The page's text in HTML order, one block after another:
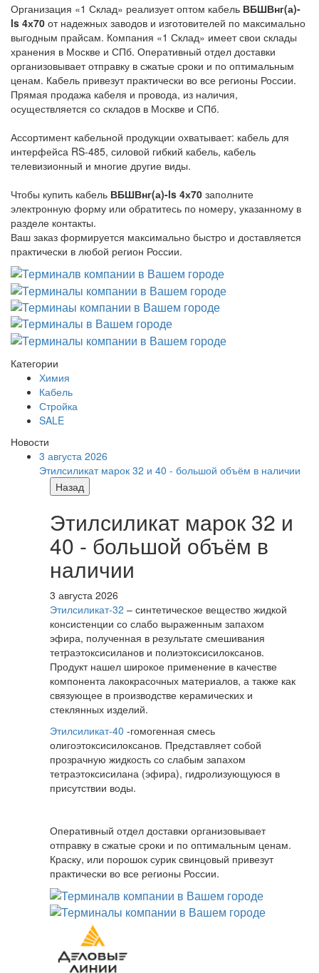
Организация «1 Склад» реализует оптом кабель ВБШВнг(а)-
ls 4х70 от надежных заводов и изготовителей по максимально
выгодным прайсам. Компания «1 Склад» имеет свои склады
хранения в Москве и СПб. Оперативный отдел доставки
организовывает отправку в сжатые сроки и по оптимальным
ценам. Кабель привезут практически во все регионы России.
Прямая продажа кабеля и провода, из наличия,
осуществляется со складов в Москве и СПб.
Ассортимент кабельной продукции охватывает: кабель для
интерфейса RS-485, силовой гибкий кабель, кабель
телевизионный и многие другие виды.
Чтобы купить кабель ВБШВнг(а)-ls 4х70 заполните
электронную форму или обратитесь по номеру, указанному в
разделе контакты.
Ваш заказ формируется максимально быстро и доставляется
практически в любой регион России.
Категории
Химия
Кабель
Стройка
SALE
Новости
3 августа 2026
Этилсиликат марок 32 и 40 - большой объём в наличии
Назад
Этилсиликат марок 32 и
40 - большой объём в
наличии
3 августа 2026
Этилсиликат-32 – синтетическое вещество жидкой
консистенции со слабо выраженным запахом
эфира, полученная в результате смешивания
тетpаэтоксисиланов и полиэтоксисилоксанов.
Продукт нашел широкое применение в качестве
компонента лакокрасочных материалов, а также как
связующее в производстве керамических и
стеклянных изделий.
Этилсиликат-40 -гомогенная смесь
олигоэтоксисилоксанов. Представляет собой
прозрачную жидкость со слабым запахом
тетраэтоксисилана (эфира), гидролизующуюся в
присутствии воды.
Оперативный отдел доставки организовывает
отправку в сжатые сроки и по оптимальным ценам.
Краску, или порошок сурик свинцовый привезут
практически во все регионы России.